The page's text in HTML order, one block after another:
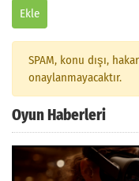
Ekle
SPAM, konu dışı,
onaylanmayacaktır.
Oyun Haberleri